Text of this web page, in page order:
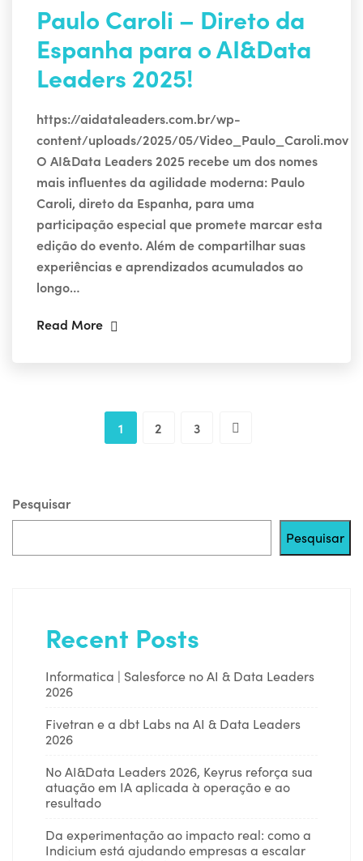
Paulo Caroli – Direto da
Espanha para o AI&Data
Leaders 2025!
https://aidataleaders.com.br/wp-
content/uploads/2025/05/Video_Paulo_Caroli.mov
O AI&Data Leaders 2025 recebe um dos nomes
mais influentes da agilidade moderna: Paulo
Caroli, direto da Espanha, para uma
participação especial que promete marcar esta
edição do evento. Além de compartilhar suas
experiências e aprendizados acumulados ao
longo…
Read More
1 2 3
Pesquisar
Pesquisar
Recent Posts
Informatica | Salesforce no AI & Data Leaders
2026
Fivetran e a dbt Labs na AI & Data Leaders
2026
No AI&Data Leaders 2026, Keyrus reforça sua
atuação em IA aplicada à operação e ao
resultado
Da experimentação ao impacto real: como a
Indicium está ajudando empresas a escalar